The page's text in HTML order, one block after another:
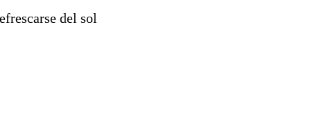
del sol